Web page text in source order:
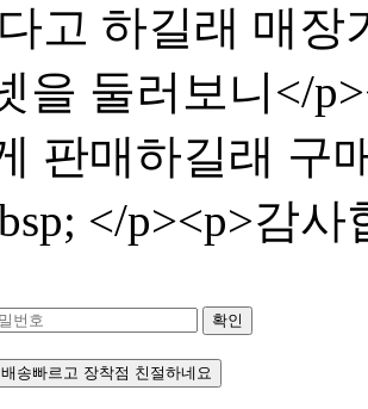
고 하길래 매
을 둘러보니</
판매하길래 구
</p><p>감
확인
송빠르고 장착점 친절하네요